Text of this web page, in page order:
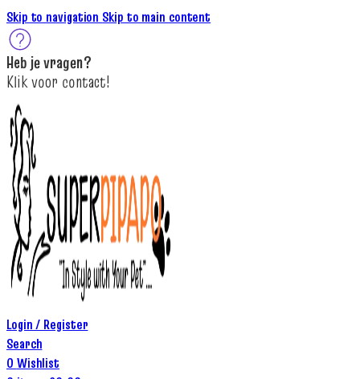
Skip to navigation Skip to main content
Heb jevragen?
Klikvoor contact!
Login / Register
Search
0 Wishlist